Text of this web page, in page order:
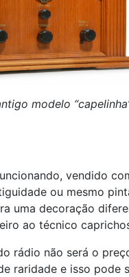
modelo
vendido
ou mesmo
uma decoração
ao técnico
rádio não será o
raridade e isso pode